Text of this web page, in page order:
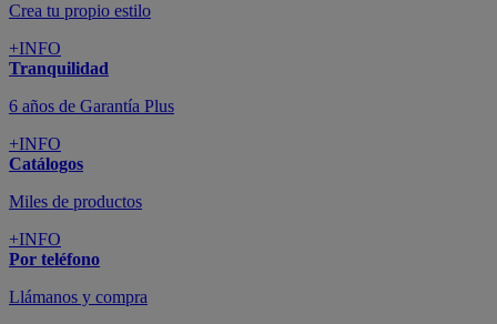
Crea tu propio estilo
+INFO
Tranquilidad
6 años de Garantía Plus
+INFO
Catálogos
Miles de productos
+INFO
Por teléfono
Llámanos y compra